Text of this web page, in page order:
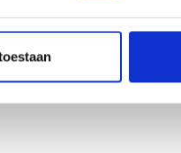
EPDM COMPLEET PAKKET
BODEMLIJM AFMETING
METER MET STADSUITLOOP
1-4 dagen levertijd